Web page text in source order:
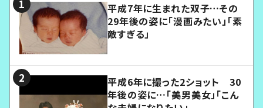
平成7年に生まれた双子…その
29年後の姿に「漫画みたい」「素
敵すぎる」
平成6年に撮った2ショット 30
年後の姿に…「美男美女」「こん